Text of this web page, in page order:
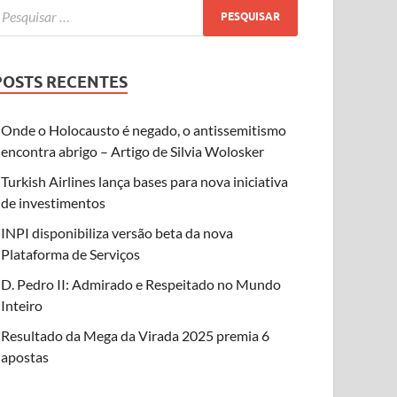
RECENTES
Onde o Holocausto é negado, o antissemitismo
encontra abrigo – Artigo de Silvia Wolosker
Turkish Airlines lança bases para nova iniciativa
de investimentos
INPI disponibiliza versão beta da nova
Plataforma de Serviços
D. Pedro II: Admirado e Respeitado no Mundo
Inteiro
Resultado da Mega da Virada 2025 premia 6
apostas